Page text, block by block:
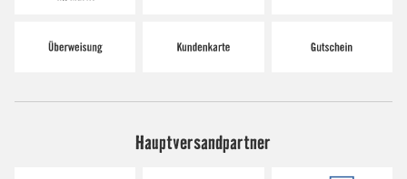
Hauptversandpartner